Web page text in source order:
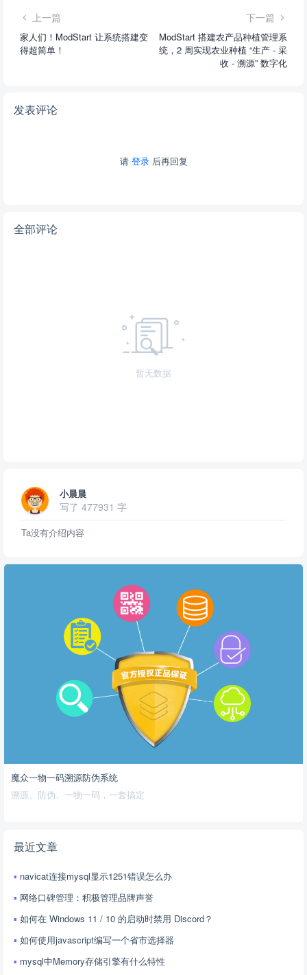
上一篇
家人们！ModStart 让系统搭建变
得超简单！
下一篇
ModStart 搭建农产品种植管理系
统，2 周实现农业种植 “生产 - 采
收 - 溯源” 数字化
发表评论
请 登录后再回复
全部评论
暂无数据
小晨晨
写了 477931 字
Ta没有介绍内容
魔众一物一码溯源防伪系统
溯源、防伪、一物一码，一套搞定
最近文章
navicat连接mysql显示1251错误怎么办
网络口碑管理：积极管理品牌声誉
如何在 Windows 11 / 10 的启动时禁用 Discord？
如何使用javascript编写一个省市选择器
mysql中Memory存储引擎有什么特性